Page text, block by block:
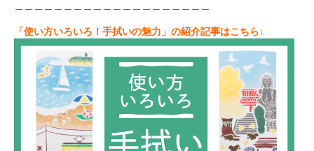
「使い方いろいろ！手拭いの魅力」の紹介記事はこちら↓